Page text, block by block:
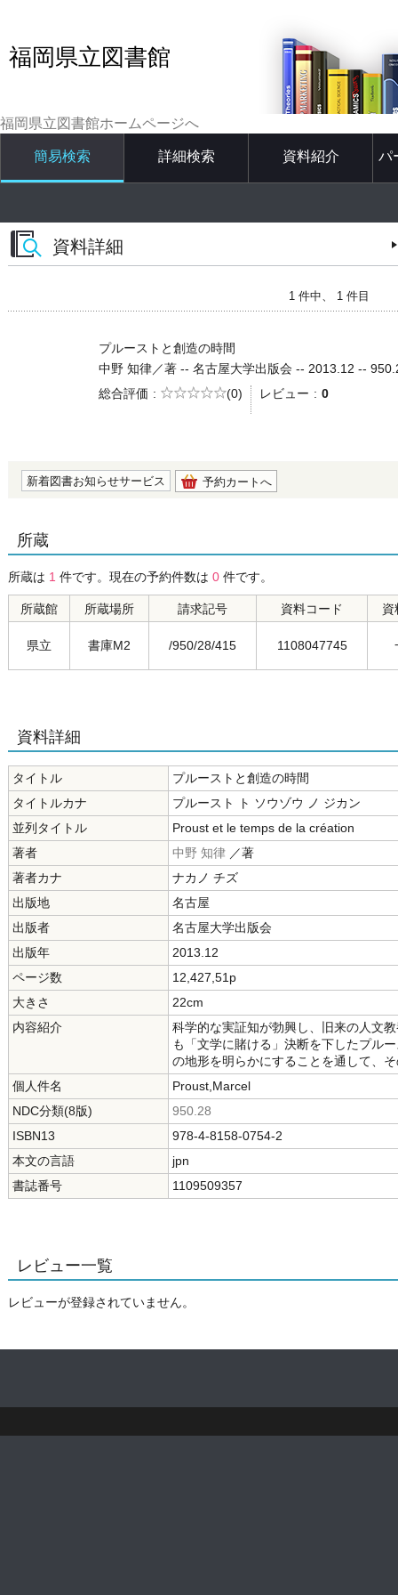
福岡県立図書館
福岡県立図書館ホームページへ
簡易検索 詳細検索 資料紹介 パ
資料詳細
1 件中、 1 件目
プルーストと創造の時間
中野 知律／著 -- 名古屋大学出版会 -- 2013.12 --
総合評価
5段階評価
(0) レビュー 0
新着図書お知らせサービス 予約カートへ
所蔵
所蔵は 1 件です。現在の予約件数は 0 件です。
所蔵館 所蔵場所 請求記号 資料コード 資
県立 書庫M2 /950/28/415 1108047745
資料詳細
タイトル
プルーストと創造の時間
タイトルカナ
プルースト ト ソウゾウ ノ ジカン
並列タイトル
Proust et le temps de la création
著者
中野 知律 ／著
著者カナ
ナカノ チズ
出版地
名古屋
出版者
名古屋大学出版会
出版年
2013.12
ページ数
12,427,51p
大きさ
22cm
内容紹介
科学的な実証知が勃興し、旧来の人文
も「文学に賭ける」決断を下したプル
の地形を明らかにすることを通して、
個人件名
Proust,Marcel
NDC分類(8版)
950.28
ISBN13
978-4-8158-0754-2
本文の言語
jpn
書誌番号
1109509357
レビュー一覧
レビューが登録されていません。